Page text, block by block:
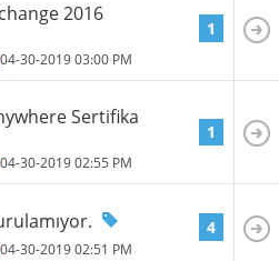
2016
30-201903:00 PM
1
Sertifika
30-201902:55 PM
1
30-201902:51 PM
4